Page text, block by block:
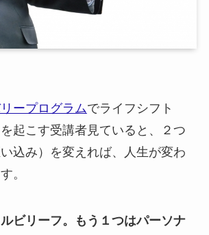
ープログラムでライフシフト
を起こす受講者見ていると、２つ
込み）を変えれば、人生が変わ
。
ビリーフ。もう１つはパーソナ